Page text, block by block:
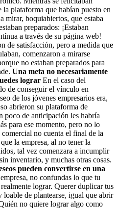
plataforma que habían puesto en
mirar, boquiabiertos, que estaba
preparados: ¡Estaban
a través de su página web!
de satisfacción, pero a medida que
comenzaron a mirarse
no estaban preparados para
Una meta no necesariamente
lograr En el caso del
de conseguir el vínculo en
de los jóvenes empresarios era,
abrieron su plataforma de
poco de anticipación les habría
para ese momento, pero no lo
no cuenta el final de la
la empresa, al no tener la
tal vez comenzara a incumplir
inventario, y muchas otras cosas.
pueden convertirse en una
no confundas lo que tu
lograr. Querer duplicar tus
loable de plantearse, igual que abrir
no quiere lograr algo como